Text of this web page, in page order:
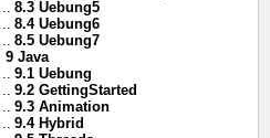
.. 8.3 Uebung5
.. 8.4 Uebung6
.. 8.5 Uebung7
9 Java
.. 9.1 Uebung
.. 9.2 GettingStarted
.. 9.3 Animation
.. 9.4 Hybrid